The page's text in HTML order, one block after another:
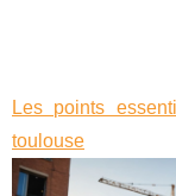
Les points
toulouse